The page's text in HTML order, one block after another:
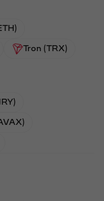
Tron (TRX)